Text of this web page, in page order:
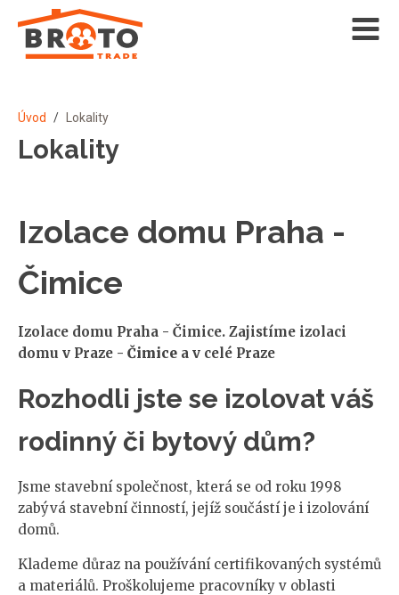
Úvod / Lokality
Lokality
Izolace domu Praha -
Čimice
Izolace domu Praha - Čimice. Zajistíme izolaci
domu v Praze - Čimice a v celé Praze
Rozhodli jste se izolovat váš
rodinný či bytový dům?
Jsme stavební společnost, která se od roku 1998
zabývá stavební činností, jejíž součástí je i izolování
domů.
Klademe důraz na používání certifikovaných systémů
a materiálů. Proškolujeme pracovníky v oblasti